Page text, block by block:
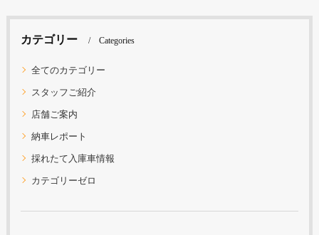
カテゴリー Categories
全てのカテゴリー
スタッフご紹介
店舗ご案内
納車レポート
採れたて入庫車情報
カテゴリーゼロ